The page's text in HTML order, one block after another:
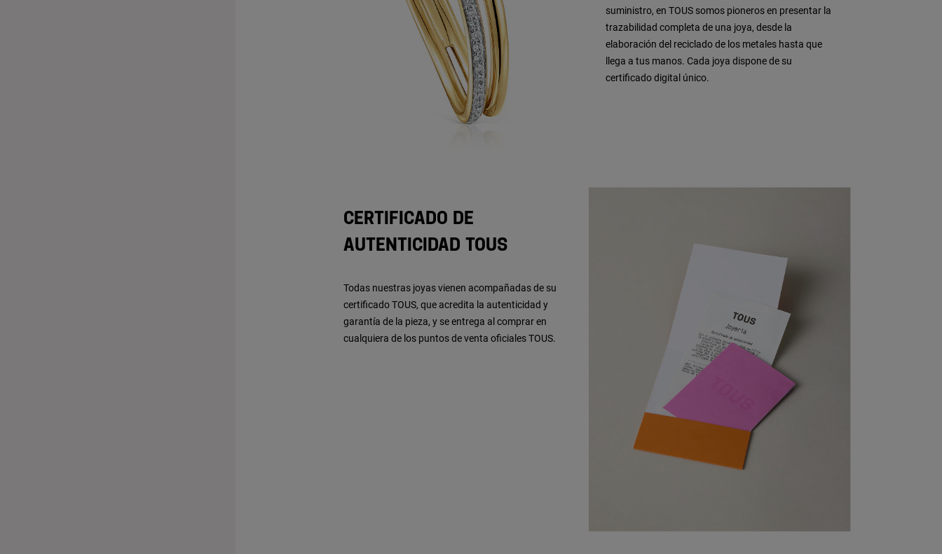
suministro, en TOUS somos pioneros en presentar la
trazabilidad completa de una joya, desde la
elaboración del reciclado de los metales hasta que
llega a tus manos. Cada joya dispone de su
certificado digital único.
CERTIFICADO DE
AUTENTICIDAD TOUS
Todas nuestras joyas vienen acompañadas de su
certificado TOUS, que acredita la autenticidad y
garantía de la pieza, y se entrega al comprar en
cualquiera de los puntos de venta oficiales TOUS.